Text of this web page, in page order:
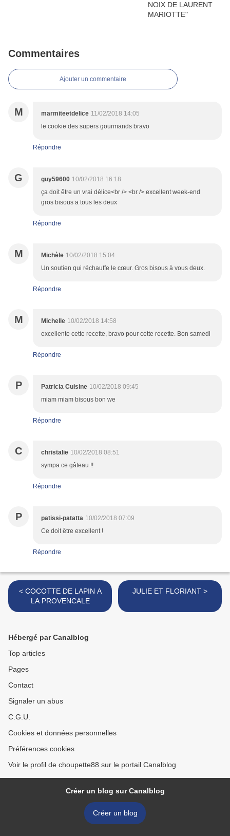
Commentaires
Ajouter un commentaire
M marmiteetdelice 11/02/2018 14:05
le cookie des supers gourmands bravo
Répondre
G guy59600 10/02/2018 16:18
ça doit être un vrai délice<br /> <br /> excellent week-end
gros bisous a tous les deux
Répondre
M Michèle 10/02/2018 15:04
Un soutien qui réchauffe le cœur. Gros bisous à vous deux.
Répondre
M Michelle 10/02/2018 14:58
excellente cette recette, bravo pour cette recette. Bon samedi
Répondre
P Patricia Cuisine 10/02/2018 09:45
miam miam bisous bon we
Répondre
C christalie 10/02/2018 08:51
sympa ce gâteau !!
Répondre
P patissi-patatta 10/02/2018 07:09
Ce doit être excellent !
Répondre
< COCOTTE DE LAPIN A
LA PROVENCALE
JULIE ET FLORIANT >
Hébergé par Canalblog
Top articles
Pages
Contact
Signaler un abus
C.G.U.
Cookies et données personnelles
Préférences cookies
Voir le profil de choupette88 sur le portail Canalblog
Créer un blog sur Canalblog
Créer un blog